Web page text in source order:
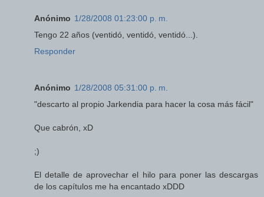
Anónimo 1/28/2008 01:23:00 p. m.
Tengo 22 años (ventidó, ventidó, ventidó...).
Responder
Anónimo 1/28/2008 05:31:00 p. m.
"descarto al propio Jarkendia para hacer la cosa más fácil"
Que cabrón, xD
;)
El detalle de aprovechar el hilo para poner las descargas
de los capítulos me ha encantado xDDD